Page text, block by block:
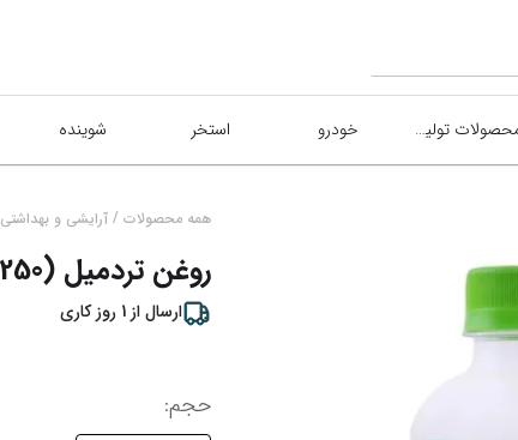
محصولات تولیدی خودرو استخر شوینده
همه محصولات / آرایشی و بهداشتی
روغن تردمیل (250 سی سی)
ارسال از 1 روز کاری
حجم: